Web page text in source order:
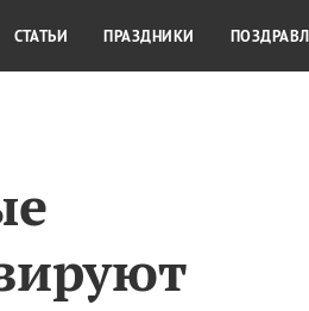
КУЛЬТУРА
СТАТЬИ ПРАЗДНИКИ